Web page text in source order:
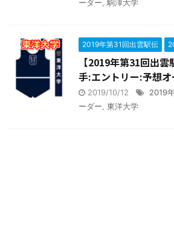
ーダー 駒澤大学
2019年第31回出雲駅伝
【2019年第31回出
手:エントリー:予想オ
2019/10/12 2019
ーダー 東洋大学